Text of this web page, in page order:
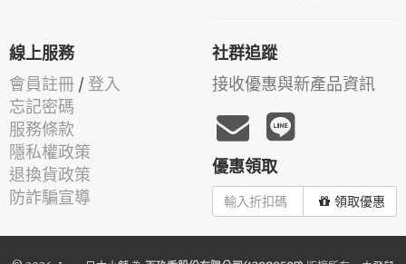
線上服務
會員註冊 / 登入
忘記密碼
服務條款
隱私權政策
退換貨政策
防詐騙宣導
社群追蹤
接收優惠與新產品資訊
優惠領取
領取優惠